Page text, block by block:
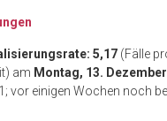
5,17 (Fälle
am Montag, 13. Dezember
vor einigen Wochen noch